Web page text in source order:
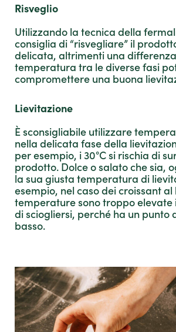
Risveglio
Utilizzando la tecnica della
consiglia di “risvegliare” il
delicata, altrimenti una
temperatura tra le diverse fasi
compromettere una buona
Lievitazione
È sconsigliabile utilizzare
nella delicata fase della
per esempio, i 30°C si rischia di
prodotto. Dolce o salato che sia,
la sua giusta temperatura di
esempio, nel caso dei croissant al
temperature sono troppo elevate
di sciogliersi, perché ha un punto
basso.